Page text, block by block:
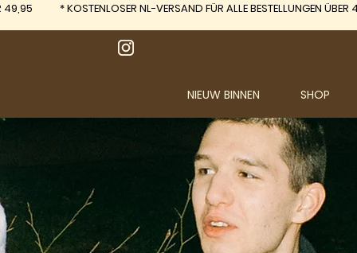
NIEUW BINNEN SHOP
49,95 *KOSTENLOSER NL-VERSAND FÜR ALLE BESTELLUNGEN